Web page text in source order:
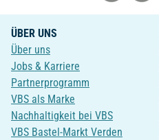
ÜBER UNS
Über uns
Jobs & Karriere
Partnerprogramm
VBS als Marke
Nachhaltigkeit bei VBS
VBS Bastel-Markt Verden